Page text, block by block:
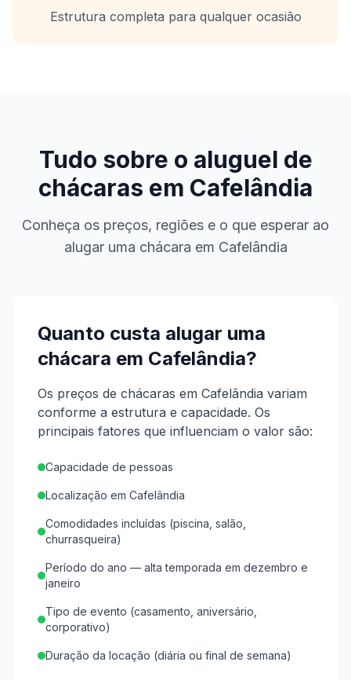
Estrutura completa para qualquer ocasião
Tudo sobre o aluguel de
chácaras em Cafelândia
Conheça os preços, regiões e o que esperar ao
alugar uma chácara em Cafelândia
Quanto custa alugar uma
chácara em Cafelândia?
Os preços de chácaras em Cafelândia variam
conforme a estrutura e capacidade. Os
principais fatores que influenciam o valor são:
Capacidade de pessoas
Localização em Cafelândia
Comodidades incluídas (piscina, salão,
churrasqueira)
Período do ano — alta temporada em dezembro e
janeiro
Tipo de evento (casamento, aniversário,
corporativo)
Duração da locação (diária ou final de semana)